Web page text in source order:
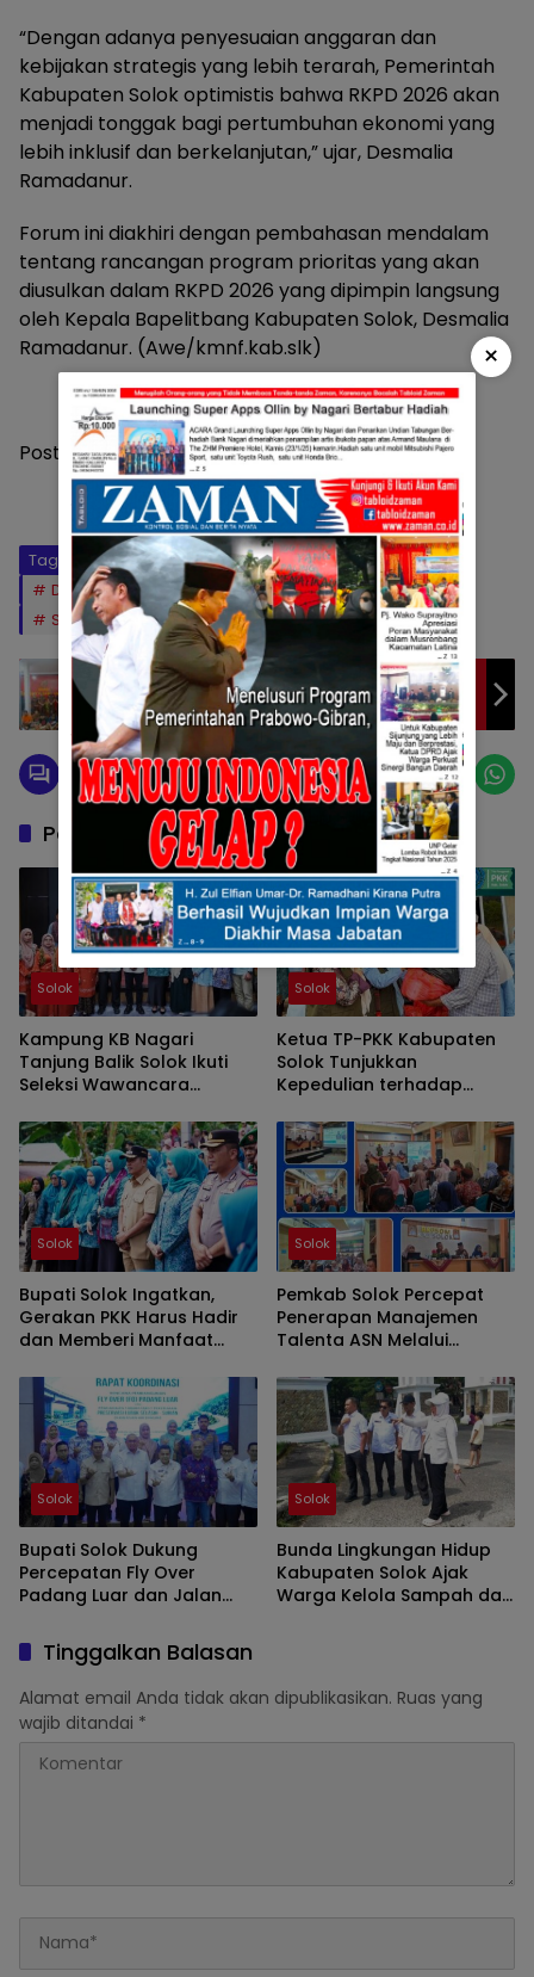
“Dengan adanya penyesuaian anggaran dan
kebijakan strategis yang lebih terarah, Pemerintah
Kabupaten Solok optimistis bahwa RKPD 2026 akan
menjadi tonggak bagi pertumbuhan ekonomi yang
lebih inklusif dan berkelanjutan,” ujar, Desmalia
Ramadanur.
Forum ini diakhiri dengan pembahasan mendalam
tentang rancangan program prioritas yang akan
diusulkan dalam RKPD 2026 yang dipimpin langsung
oleh Kepala Bapelitbang Kabupaten Solok, Desmalia
Ramadanur. (Awe/kmnf.kab.slk)
Post Views:128
Tag:
Asisten I Sekdakab Solok
Diskominfo Kab.Solok
Pemkab Solok
Sekdakab Solok
Setdakab Solok Medison
Kejari Pasaman Terima Penyerahan
Tersangka Dan Barang Bukti Narkoba
Pos Terkait
Solok
Kampung KB Nagari
Tanjung Balik Solok Ikuti
Seleksi Wawancara
Solok
Ketua TP-PKK Kabupaten
Solok Tunjukkan
Kepedulian terhadap
Sepanjang 2025
Solok
Bupati Solok Ingatkan,
Gerakan PKK Harus Hadir
dan Memberi Manfaat
Solok
Pemkab Solok Percepat
Penerapan Manajemen
Talenta ASN Melalui
Solok
Bupati Solok Dukung
Percepatan Fly Over
Padang Luar dan Jalan
Solok
Bunda Lingkungan Hidup
Kabupaten Solok Ajak
Warga Kelola Sampah dari
Tinggalkan Balasan
Alamat email Anda tidak akan dipublikasikan. Ruas yang
wajib ditandai *
×